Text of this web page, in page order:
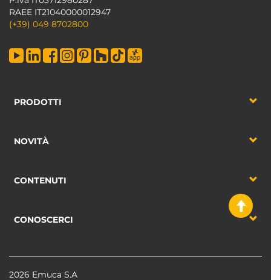
RAEE IT21040000012947
(+39) 049 8702800
PRODOTTI
NOVITÀ
CONTENUTI
CONOSCERCI
2026 Emuca S.A